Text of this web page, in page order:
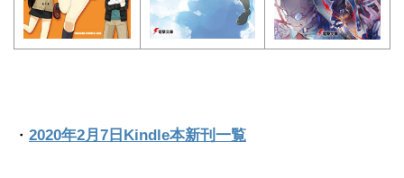
・ 2020年2月7日Kindle本新刊一覧